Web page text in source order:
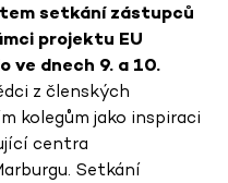
setkání zástupců
projektu EU
ve dnech 9. a 10.
z členských
kolegům jako inspiraci
centra
Setkání